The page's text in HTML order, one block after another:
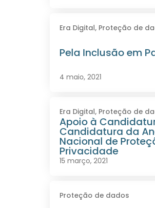
Era Digital, Proteção de
Pela Inclusão em
4 maio, 2021
Era Digital, Proteção de
Apoio à
Candidatura da
Nacional de
Privacidade
15 março, 2021
Proteção de dados